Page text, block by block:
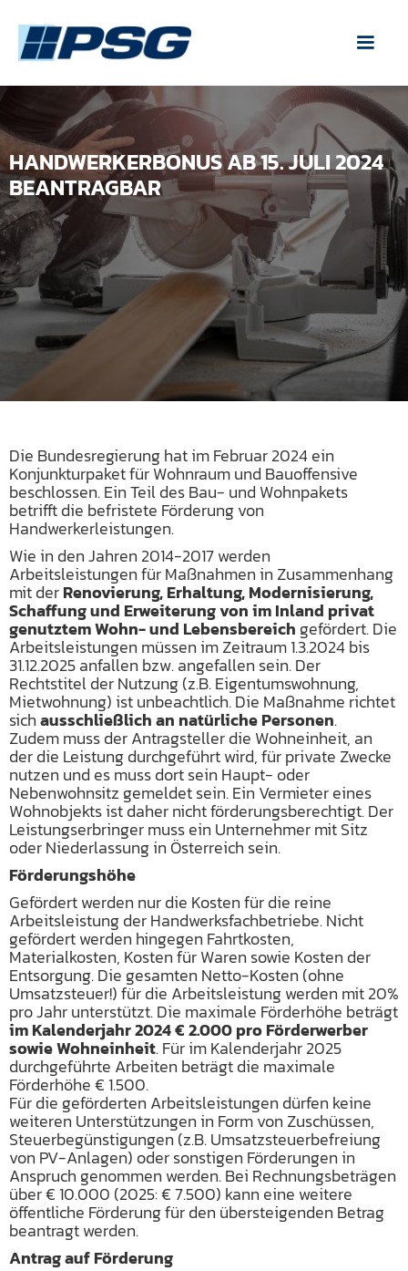
HANDWERKERBONUS AB 15. JULI 2024
BEANTRAGBAR
Die Bundesregierung hat im Februar 2024 ein
Konjunkturpaket für Wohnraum und Bauoffensive
beschlossen. Ein Teil des Bau- und Wohnpakets
betrifft die befristete Förderung von
Handwerkerleistungen.
Wie in den Jahren 2014-2017 werden
Arbeitsleistungen für Maßnahmen in Zusammenhang
mit derRenovierung, Erhaltung, Modernisierung,
Schaffung und Erweiterung von im Inland privat
genutztem Wohn- und Lebensbereich gefördert. Die
Arbeitsleistungen müssen im Zeitraum 1.3.2024 bis
31.12.2025 anfallen bzw. angefallen sein. Der
Rechtstitel der Nutzung (z.B. Eigentumswohnung,
Mietwohnung) ist unbeachtlich. Die Maßnahme richtet
sichausschließlich an natürliche Personen.
Zudem muss der Antragsteller die Wohneinheit, an
der die Leistung durchgeführt wird, für private Zwecke
nutzen und es muss dort sein Haupt- oder
Nebenwohnsitz gemeldet sein. Ein Vermieter eines
Wohnobjekts ist daher nicht förderungsberechtigt. Der
Leistungserbringer muss ein Unternehmer mit Sitz
oder Niederlassung in Österreich sein.
Förderungshöhe
Gefördert werden nur die Kosten für die reine
Arbeitsleistung der Handwerksfachbetriebe. Nicht
gefördert werden hingegen Fahrtkosten,
Materialkosten, Kosten für Waren sowie Kosten der
Entsorgung. Die gesamten Netto-Kosten (ohne
Umsatzsteuer!) für die Arbeitsleistung werden mit 20%
pro Jahr unterstützt. Die maximale Förderhöhe beträgt
im Kalenderjahr 2024 € 2.000 pro Förderwerber
sowie Wohneinheit. Für im Kalenderjahr 2025
durchgeführte Arbeiten beträgt die maximale
Förderhöhe € 1.500.
Für die geförderten Arbeitsleistungen dürfen keine
weiteren Unterstützungen in Form von Zuschüssen,
Steuerbegünstigungen (z.B. Umsatzsteuerbefreiung
von PV-Anlagen) oder sonstigen Förderungen in
Anspruch genommen werden. Bei Rechnungsbeträgen
über € 10.000 (2025: € 7.500) kann eine weitere
öffentliche Förderung für den übersteigenden Betrag
beantragt werden.
Antrag auf Förderung